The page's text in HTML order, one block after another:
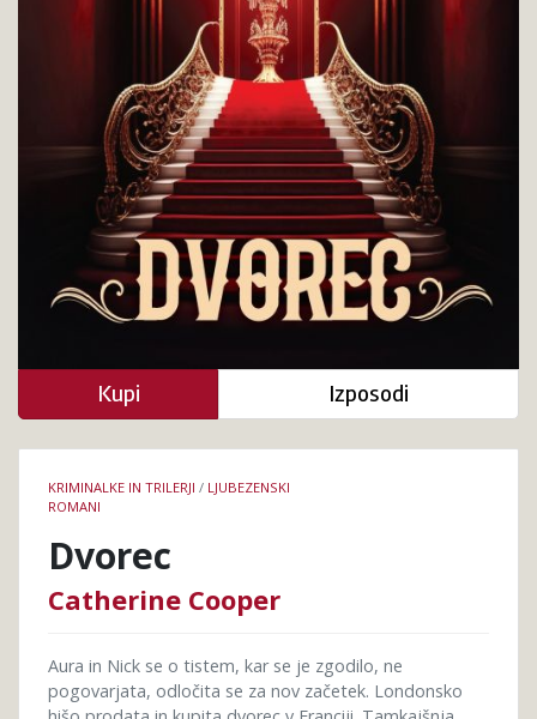
knjige
KRIMINALKE IN TRILERJI / LJUBEZENSKI
ROMANI
Dvorec
Catherine Cooper
Aura in Nick se o tistem, kar se je zgodilo, ne
pogovarjata, odločita se za nov začetek. Londonsko
Kupi Izposodi